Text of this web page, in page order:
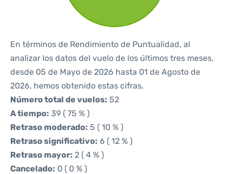
En términos de Rendimiento de Puntualidad, al
analizar los datos del vuelo de los últimos tres meses,
desde 05 de Mayo de 2026 hasta 01 de Agosto de
2026, hemos obtenido estas cifras.
Número total de vuelos: 52
A tiempo: 39 ( 75 % )
Retraso moderado: 5 ( 10 % )
Retraso significativo: 6 ( 12 % )
Retraso mayor: 2 ( 4 % )
Cancelado: 0 ( 0 % )